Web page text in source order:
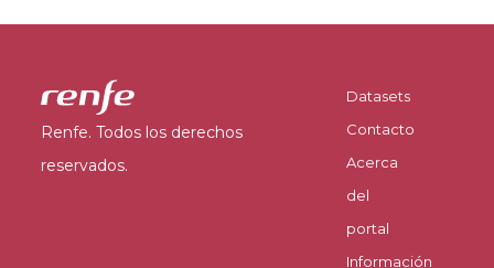
Renfe. Todos los derechos
reservados.
Datasets
Contacto
Acerca
del
portal
Información